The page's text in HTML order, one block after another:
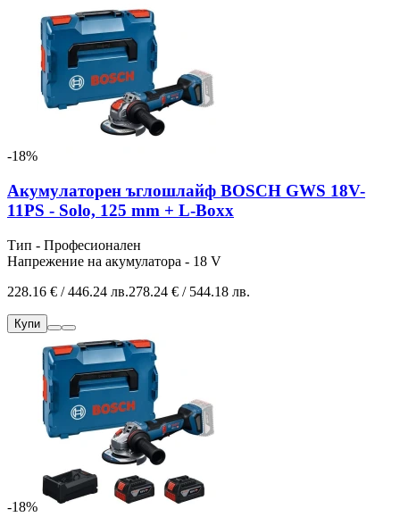
-18%
Акумулаторен ъглошлайф BOSCH GWS 18V-
11PS - Solo, 125 mm + L-Boxx
Тип - Професионален
Напрежение на акумулатора - 18 V
228.16 € / 446.24 лв.278.24 € / 544.18 лв.
Купи
-18%